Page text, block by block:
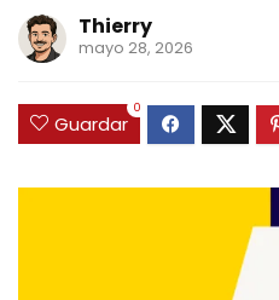
Thierry
mayo 28, 2026
Guardar
0